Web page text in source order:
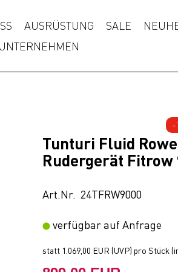
AUSRÜSTUNG SALE
UNTERNEHMEN
-
Tunturi Fluid
Rudergerät Fitrow
Art.Nr. 24TFRW9000
verfügbar auf Anfrage
statt 1.069,00 EUR (UVP) pro Stück